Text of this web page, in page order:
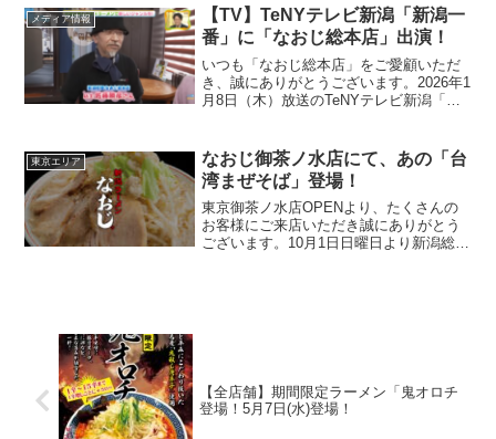
様におかれましてはご不便をおかけしま
すが、ご理...
メディア情報
【TV】TeNYテレビ新潟「新潟一
番」に「なおじ総本店」出演！
いつも「なおじ総本店」をご愛顧いただ
き、誠にありがとうございます。2026年1
月8日（木）放送のTeNYテレビ新潟「新
『新潟もち麦揚げ玉プロジェクト』のメ
ニューについて...
東京エリア
なおじ御茶ノ水店にて、あの「台
湾まぜそば」登場！
東京御茶ノ水店OPENより、たくさんの
お客様にご来店いただき誠にありがとう
ございます。10月1日日曜日より新潟総本
【全店舗】期間限定ラーメン「鬼オロチ
登場！5月7日(水)登場！